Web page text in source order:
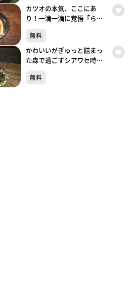
カツオの本気、ここにあ
り！一滴一滴に覚悟「らぁ
葉区栗生）#492【topoぐる
め】
無料
かわいいがぎゅっと詰まっ
た森で過ごすシアワセ時間
一番町）#491【topoぐる
無料